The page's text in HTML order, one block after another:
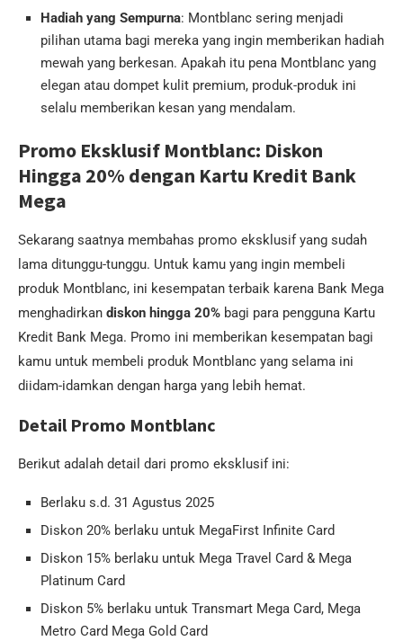
Hadiah yang Sempurna: Montblanc sering menjadi
pilihan utama bagi mereka yang ingin memberikan hadiah
mewah yang berkesan. Apakah itu pena Montblanc yang
elegan atau dompet kulit premium, produk-produk ini
selalu memberikan kesan yang mendalam.
Promo Eksklusif Montblanc: Diskon
Hingga 20% dengan Kartu Kredit Bank
Mega
Sekarang saatnya membahas promo eksklusif yang sudah
lama ditunggu-tunggu. Untuk kamu yang ingin membeli
produk Montblanc, ini kesempatan terbaik karena Bank Mega
menghadirkan diskon hingga 20% bagi para pengguna Kartu
Kredit Bank Mega. Promo ini memberikan kesempatan bagi
kamu untuk membeli produk Montblanc yang selama ini
diidam-idamkan dengan harga yang lebih hemat.
Detail Promo Montblanc
Berikut adalah detail dari promo eksklusif ini:
Berlaku s.d. 31 Agustus 2025
Diskon 20% berlaku untuk MegaFirst Infinite Card
Diskon 15% berlaku untuk Mega Travel Card & Mega
Platinum Card
Diskon 5% berlaku untuk Transmart Mega Card, Mega
Metro Card Mega Gold Card